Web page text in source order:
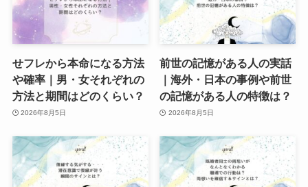
せフレから本命になる方法
や確率｜男・女それぞれの
方法と期間はどのくらい？
2026年8月5日
前世の記憶がある人の実話
｜海外・日本の事例や前世
の記憶がある人の特徴は？
2026年8月5日